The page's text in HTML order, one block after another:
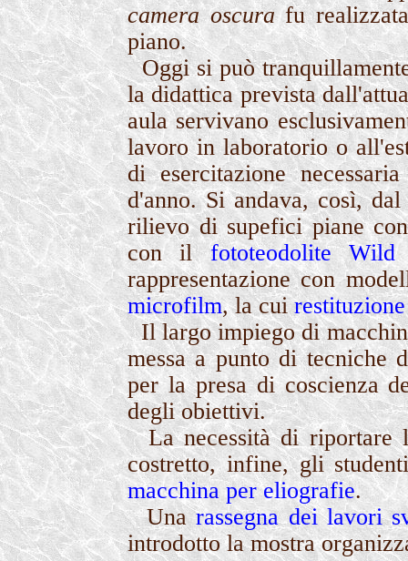
camera oscurafu
piano.
Oggi si può
la didattica prevista
aula servivano
lavoro in laboratorio o
di esercitazione
d'anno. Si andava, così,
rilievo di supefici piane
con ilfototeodolite Wild
rappresentazione con
microfilm, la cuirestituzione
Il largo impiego di
messa a punto di tecniche
per la presa di coscienza
degli obiettivi.
La necessità di riportare
costretto, infine, gli
macchina per eliografie.
Unarassegna dei lavori
introdotto la mostra